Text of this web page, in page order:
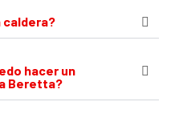
caldera?
hacer un
Beretta?